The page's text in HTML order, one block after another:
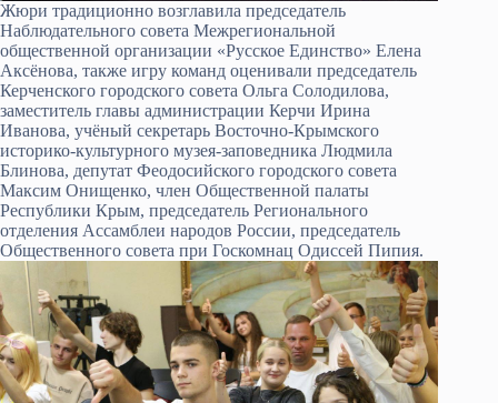
Жюри традиционно возглавила председатель
Наблюдательного совета Межрегиональной
общественной организации «Русское Единство» Елена
Аксёнова, также игру команд оценивали председатель
Керченского городского совета Ольга Солодилова,
заместитель главы администрации Керчи Ирина
Иванова, учёный секретарь Восточно-Крымского
историко-культурного музея-заповедника Людмила
Блинова, депутат Феодосийского городского совета
Максим Онищенко, член Общественной палаты
Республики Крым, председатель Регионального
отделения Ассамблеи народов России, председатель
Общественного совета при Госкомнац Одиссей Пипия.